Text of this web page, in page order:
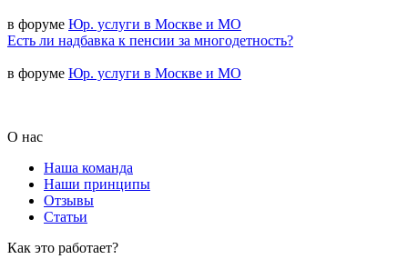
в форуме Юр. услуги в Москве и МО
Есть ли надбавка к пенсии за многодетность?
в форуме Юр. услуги в Москве и МО
О нас
Наша команда
Наши принципы
Отзывы
Статьи
Как это работает?